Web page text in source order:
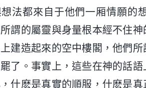
法都來自于他們一厢情願的
謂的屬靈與身量根本經不住
建造起來的空中樓閣，他們
了。事實上，這些在神的話
什麽是真實的順服，什麽是